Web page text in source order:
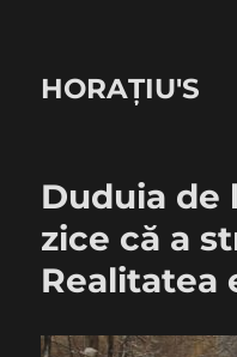
HORAȚIU'S
Duduia de
zice că a
Realitatea